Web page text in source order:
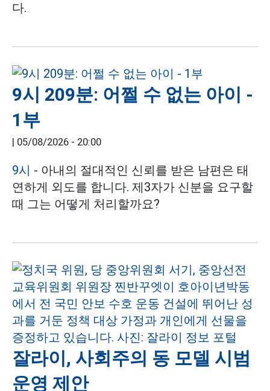
다.
9시 209분: 어쩔 수 없는 아이 -
1부
| 05/08/2026 - 20:00
9시 - 아내의 절대적인 신뢰를 받은 남편은 태
연하게 외도를 합니다. 제3자가 신분을 요구할
때 그는 어떻게 처리할까요?
잘라이, 사회주의 동 모델 시범
운영 제안